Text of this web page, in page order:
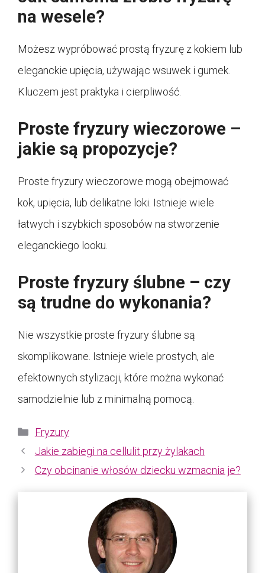
na wesele?
Możesz wypróbować prostą fryzurę z kokiem lub
eleganckie upięcia, używając wsuwek i gumek.
Kluczem jest praktyka i cierpliwość.
Proste fryzury wieczorowe –
jakie są propozycje?
Proste fryzury wieczorowe mogą obejmować
kok, upięcia, lub delikatne loki. Istnieje wiele
łatwych i szybkich sposobów na stworzenie
eleganckiego looku.
Proste fryzury ślubne – czy
są trudne do wykonania?
Nie wszystkie proste fryzury ślubne są
skomplikowane. Istnieje wiele prostych, ale
efektownych stylizacji, które można wykonać
samodzielnie lub z minimalną pomocą.
Kategorie
Fryzury
Jakie zabiegi na cellulit przy żylakach
Czy obcinanie włosów dziecku wzmacnia je?